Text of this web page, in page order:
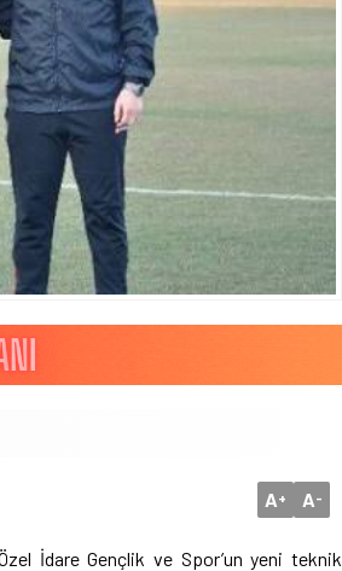
A+ A-
İdare Gençlik ve Spor’un yeni teknik